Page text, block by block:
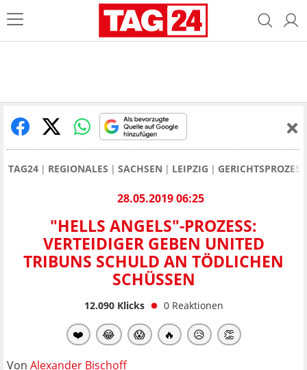
TAG24 REGIONALES SACHSEN LEIPZIG
28.05.2019 06:25
"HELLS ANGELS"-PROZESS:
VERTEIDIGER GEBEN UNITED
TRIBUNS SCHULD AN TÖDLICHEN
SCHÜSSEN
12.090Klicks 0 Reaktionen
❤️ 😂 😱 🔥 😥 👏
Von Alexander Bischoff